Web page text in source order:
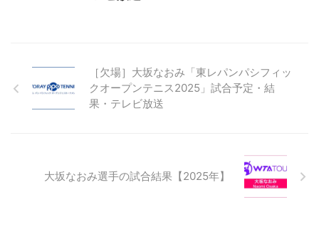
［欠場］大坂なおみ「東レパンパシフィッ
クオープンテニス2025」試合予定・結
果・テレビ放送
大坂なおみ選手の試合結果【2025年】